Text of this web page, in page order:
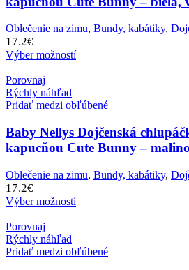
Oblečenie na zimu, Bundy, kabátiky,
17.2€
Výber možností
Porovnaj
Rýchly náhľad
Pridať medzi obľúbené
Baby Nellys Dojčenská
kapucňou Cute Bunny –
Oblečenie na zimu, Bundy, kabátiky,
17.2€
Výber možností
Porovnaj
Rýchly náhľad
Pridať medzi obľúbené